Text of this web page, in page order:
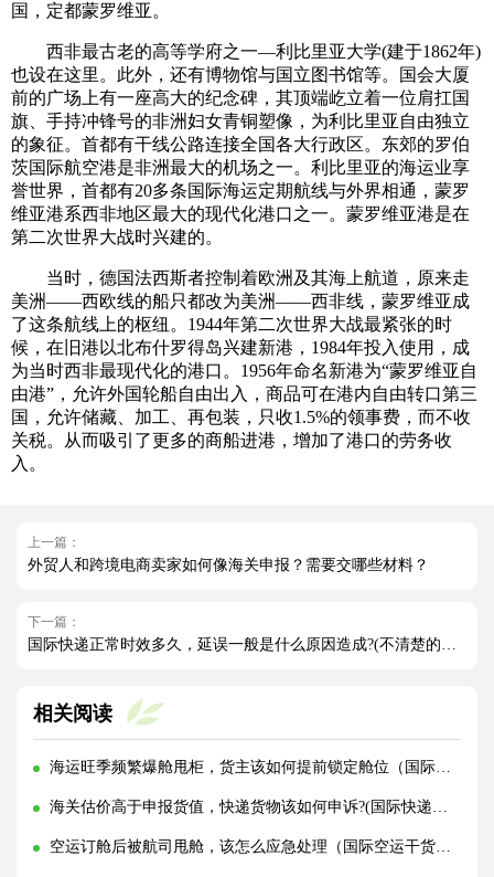
国，定都蒙罗维亚。
西非最古老的高等学府之一—利比里亚大学(建于1862年)
也设在这里。此外，还有博物馆与国立图书馆等。国会大厦
前的广场上有一座高大的纪念碑，其顶端屹立着一位肩扛国
旗、手持冲锋号的非洲妇女青铜塑像，为利比里亚自由独立
的象征。首都有干线公路连接全国各大行政区。东郊的罗伯
茨国际航空港是非洲最大的机场之一。利比里亚的海运业享
誉世界，首都有20多条国际海运定期航线与外界相通，蒙罗
维亚港系西非地区最大的现代化港口之一。蒙罗维亚港是在
第二次世界大战时兴建的。
当时，德国法西斯者控制着欧洲及其海上航道，原来走
美洲——西欧线的船只都改为美洲——西非线，蒙罗维亚成
了这条航线上的枢纽。1944年第二次世界大战最紧张的时
候，在旧港以北布什罗得岛兴建新港，1984年投入使用，成
为当时西非最现代化的港口。1956年命名新港为“蒙罗维亚自
由港”，允许外国轮船自由出入，商品可在港内自由转口第三
国，允许储藏、加工、再包装，只收1.5%的领事费，而不收
关税。从而吸引了更多的商船进港，增加了港口的劳务收
入。
上一篇：
外贸人和跨境电商卖家如何像海关申报？需要交哪些材料？
下一篇：
国际快递正常时效多久，延误一般是什么原因造成?(不清楚的外贸人看过来)
相关阅读
海运旺季频繁爆舱甩柜，货主该如何提前锁定舱位（国际海运干货知识分享）
海关估价高于申报货值，快递货物该如何申诉?(国际快递干货知识分享)
空运订舱后被航司甩舱，该怎么应急处理（国际空运干货知识分享）